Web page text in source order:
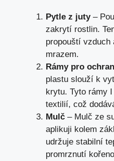
Pytle z juty–
zakrytí rostlin.
propouští vzduch
mrazem.
Rámy pro
plastu slouží k
krytu. Tyto rámy
textilií, což
Mulč – Mulč ze
aplikuji kolem
udržuje stabilní
promrznutí